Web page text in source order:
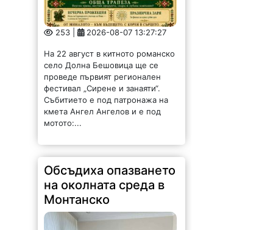
Обсъдиха опазването
Монтанско
84 | 2026-08-07 13:22:00
Областният управител на